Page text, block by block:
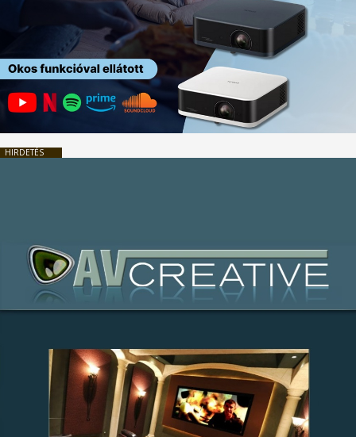
HIRDETÉS